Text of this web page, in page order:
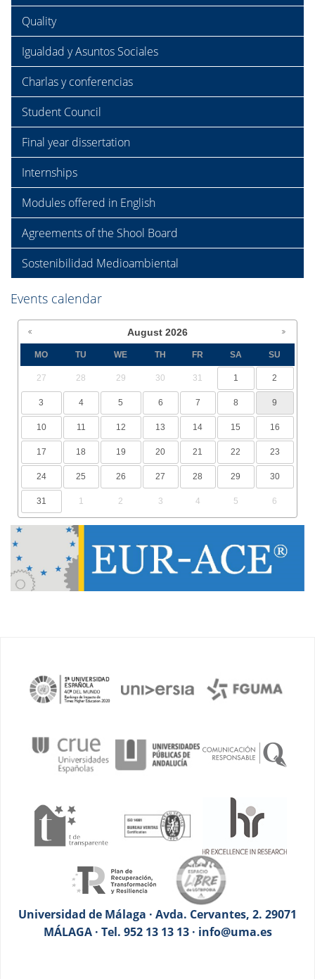
Quality
Igualdad y Asuntos Sociales
Charlas y conferencias
Student Council
Final year dissertation
Internships
Modules offered in English
Agreements of the Shool Board
Sostenibilidad Medioambiental
Events calendar
August 2026
MO TU WE TH FR SA SU
27 28 29 30 31 1 2
3 4 5 6 7 8 9
10 11 12 13 14 15 16
17 18 19 20 21 22 23
24 25 26 27 28 29 30
31 1 2 3 4 5 6
Universidad de Málaga · Avda. Cervantes, 2. 29071
MÁLAGA · Tel. 952 13 13 13 · info@uma.es